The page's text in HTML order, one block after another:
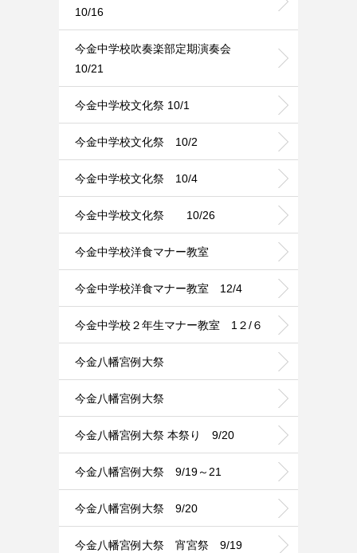
10/16
今金中学校吹奏楽部定期演奏会
10/21
今金中学校文化祭 10/1
今金中学校文化祭 10/2
今金中学校文化祭 10/4
今金中学校文化祭 10/26
今金中学校洋食マナー教室
今金中学校洋食マナー教室 12/4
今金中学校２年生マナー教室 1２/６
今金八幡宮例大祭
今金八幡宮例大祭
今金八幡宮例大祭 本祭り 9/20
今金八幡宮例大祭 9/19～21
今金八幡宮例大祭 9/20
今金八幡宮例大祭 宵宮祭 9/19